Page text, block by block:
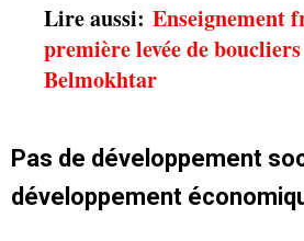
Lire aussi: Enseignement
première levée de
Belmokhtar
Pas de développement
développement